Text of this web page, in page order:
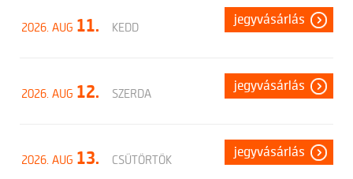
2026. AUG 11. KEDD
jegyvásárlás
2026. AUG 12. SZERDA
jegyvásárlás
2026. AUG 13. CSÜTÖRTÖK
jegyvásárlás